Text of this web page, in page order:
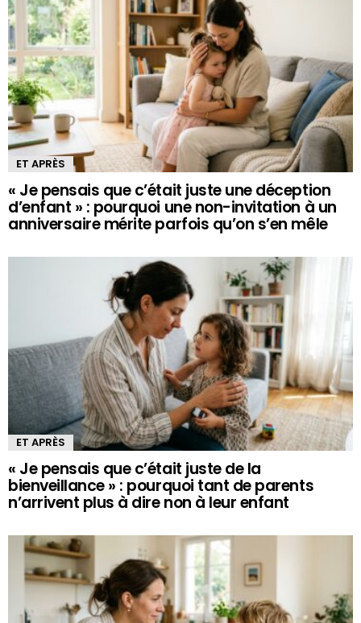
ET APRÈS
« Je pensais que c’était juste une déception
d’enfant » : pourquoi une non-invitation à un
anniversaire mérite parfois qu’on s’en mêle
ET APRÈS
« Je pensais que c’était juste de la
bienveillance » : pourquoi tant de parents
n’arrivent plus à dire non à leur enfant